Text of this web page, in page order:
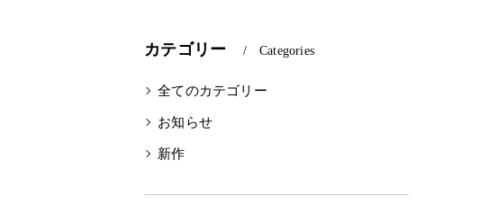
カテゴリー Categories
全てのカテゴリー
お知らせ
新作